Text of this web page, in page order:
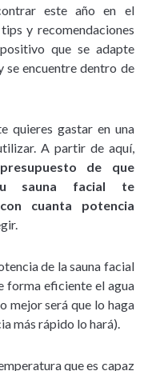
este año en el
y recomendaciones
que se adapte
se encuentre dentro de
quieres gastar en una
A partir de aquí,
de que
sauna facial te
cuanta potencia
de la sauna facial
forma eficiente el agua
mejor será que lo haga
más rápido lo hará).
que es capaz